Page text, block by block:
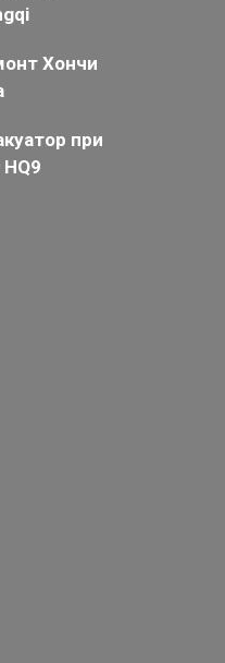
Хончи
при